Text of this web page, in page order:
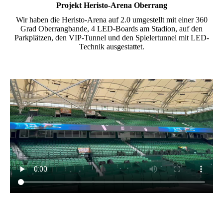
Projekt Heristo-Arena Oberrang
Wir haben die Heristo-Arena auf 2.0 umgestellt mit einer 360
Grad Oberrangbande, 4 LED-Boards am Stadion, auf den
Parkplätzen, den VIP-Tunnel und den Spielertunnel mit LED-
Technik ausgestattet.